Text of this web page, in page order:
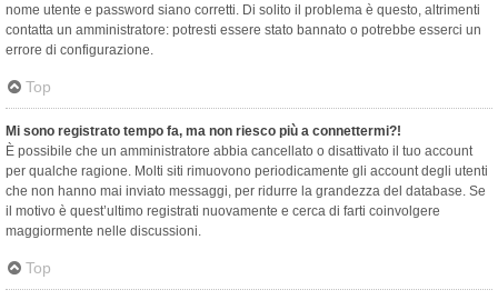
nome utente e password siano corretti. Di solito il problema è questo, altrimenti
contatta un amministratore: potresti essere stato bannato o potrebbe esserci un
errore di configurazione.
Top
Mi sono registrato tempo fa, ma non riesco più a connettermi?!
È possibile che un amministratore abbia cancellato o disattivato il tuo account
per qualche ragione. Molti siti rimuovono periodicamente gli account degli utenti
che non hanno mai inviato messaggi, per ridurre la grandezza del database. Se
il motivo è quest’ultimo registrati nuovamente e cerca di farti coinvolgere
maggiormente nelle discussioni.
Top